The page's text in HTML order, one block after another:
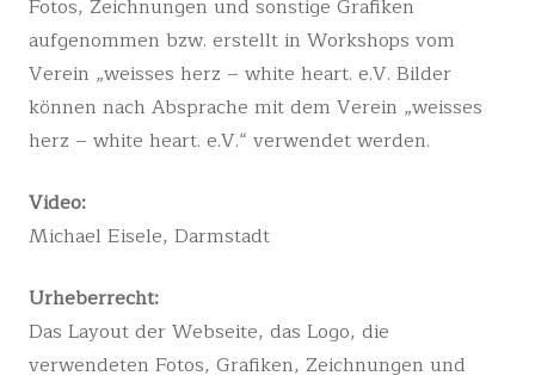
Fotos, Zeichnungen und sonstige Grafiken
aufgenommen bzw. erstellt in Workshops vom
Verein „weisses herz – white heart. e.V. Bilder
können nach Absprache mit dem Verein „weisses
herz – white heart. e.V.“ verwendet werden.
Video:
Michael Eisele, Darmstadt
Urheberrecht:
Das Layout der Webseite, das Logo, die
verwendeten Fotos, Grafiken, Zeichnungen und